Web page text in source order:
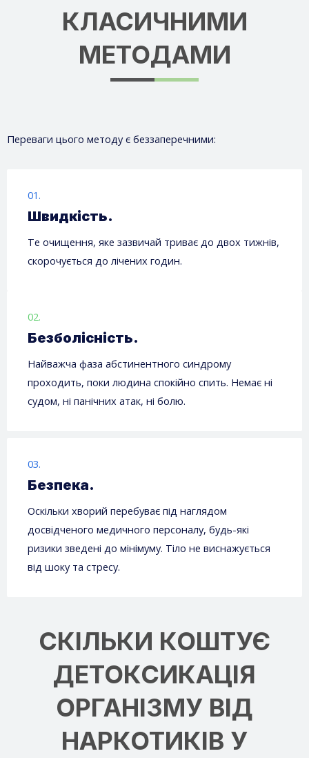
КЛАСИЧНИМИ
МЕТОДАМИ
Переваги цього методу є беззаперечними:
01.
Швидкість.
Те очищення, яке зазвичай триває до двох тижнів,
скорочується до лічених годин.
02.
Безболісність.
Найважча фаза абстинентного синдрому
проходить, поки людина спокійно спить. Немає ні
судом, ні панічних атак, ні болю.
03.
Безпека.
Оскільки хворий перебуває під наглядом
досвідченого медичного персоналу, будь-які
ризики зведені до мінімуму. Тіло не виснажується
від шоку та стресу.
СКІЛЬКИ КОШТУЄ
ДЕТОКСИКАЦІЯ
ОРГАНІЗМУ ВІД
НАРКОТИКІВ У